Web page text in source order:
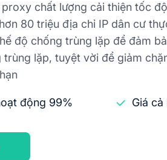
chất lượng cải thiện tốc
80 triệu địa chỉ IP dân cư
độ chống trùng lặp để đảm
trùng lặp, tuyệt vời để giảm
động 99% Giá cả